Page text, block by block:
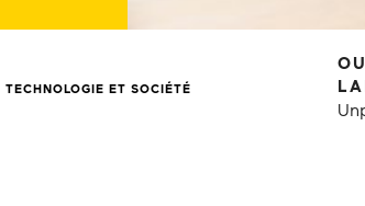
TECHNOLOGIE ET SOCIÉTÉ